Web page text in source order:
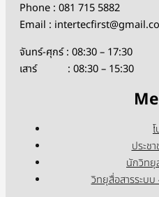
Phone : 081 715 5882
Email :
จันทร์-ศุกร์ : 08:30 – 17:30
เสาร์ : 08:30 – 15:30
ประช
นักวิทยุ
วิทยุสื่อสารระบบ